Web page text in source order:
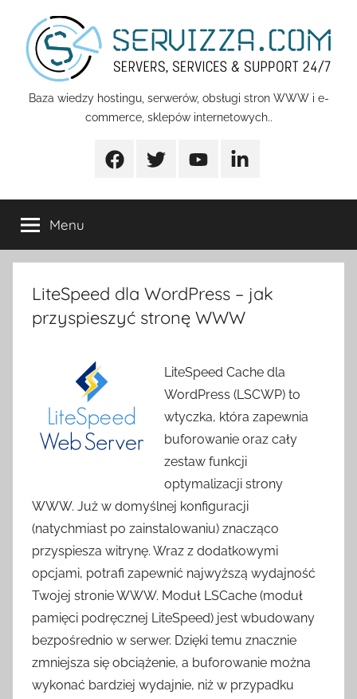
treści
Servizza
Pomoc
Baza wiedzy hostingu, serwerów, obsługi stron WWW i e-
commerce, sklepów internetowych..
FacebookTwitter YoutubeLinkedin
Menu
LiteSpeed dla WordPress – jak
przyspieszyć stronę WWW
LiteSpeed ​​Cache dla
WordPress (LSCWP) to
wtyczka, która zapewnia
buforowanie oraz cały
zestaw funkcji
optymalizacji strony
WWW. Już w domyślnej konfiguracji
(natychmiast po zainstalowaniu) znacząco
przyspiesza witrynę. Wraz z dodatkowymi
opcjami, potrafi zapewnić najwyższą wydajność
Twojej stronie WWW. Moduł LSCache (moduł
pamięci podręcznej LiteSpeed) jest wbudowany
bezpośrednio w serwer. Dzięki temu znacznie
zmniejsza się obciążenie, a buforowanie można
wykonać bardziej wydajnie, niż w przypadku